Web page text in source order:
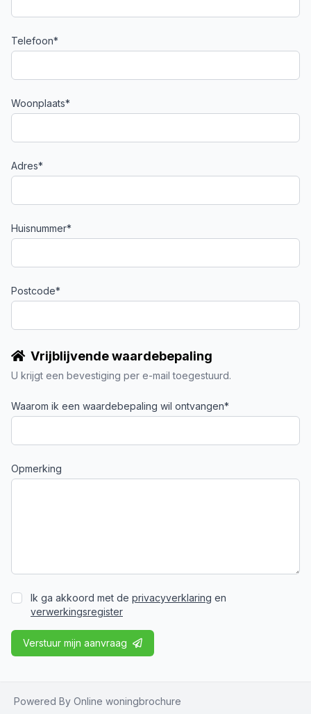
Telefoon*
Woonplaats*
Adres*
Huisnummer*
Postcode*
Vrijblijvende waardebepaling
U krijgt een bevestiging per e-mail toegestuurd.
Waarom ik een waardebepaling wil ontvangen*
Opmerking
Ik ga akkoord met de privacyverklaring en
verwerkingsregister
Verstuur mijn aanvraag
Powered By Online woningbrochure